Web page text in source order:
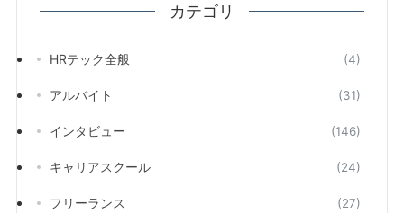
カテゴリ
HRテック全般 (4)
アルバイト (31)
インタビュー (146)
キャリアスクール (24)
フリーランス (27)